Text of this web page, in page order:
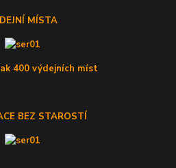
MÍSTA
400 výdejních míst
BEZ STAROSTÍ